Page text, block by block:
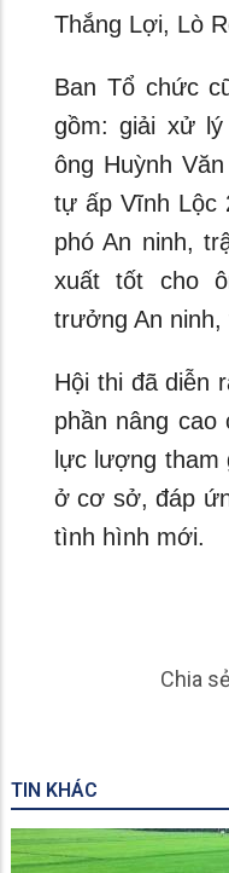
Thắng Lợi, Lò
Ban Tổ chức
gồm: giải xử
ông Huỳnh
tự ấp Vĩnh Lộc
phó An ninh,
xuất tốt cho
trưởng An
Hội thi đã diễn
phần nâng cao
lực lượng
ở cơ sở, đáp
tình hình mới.
Chia sẻ
TIN KHÁC